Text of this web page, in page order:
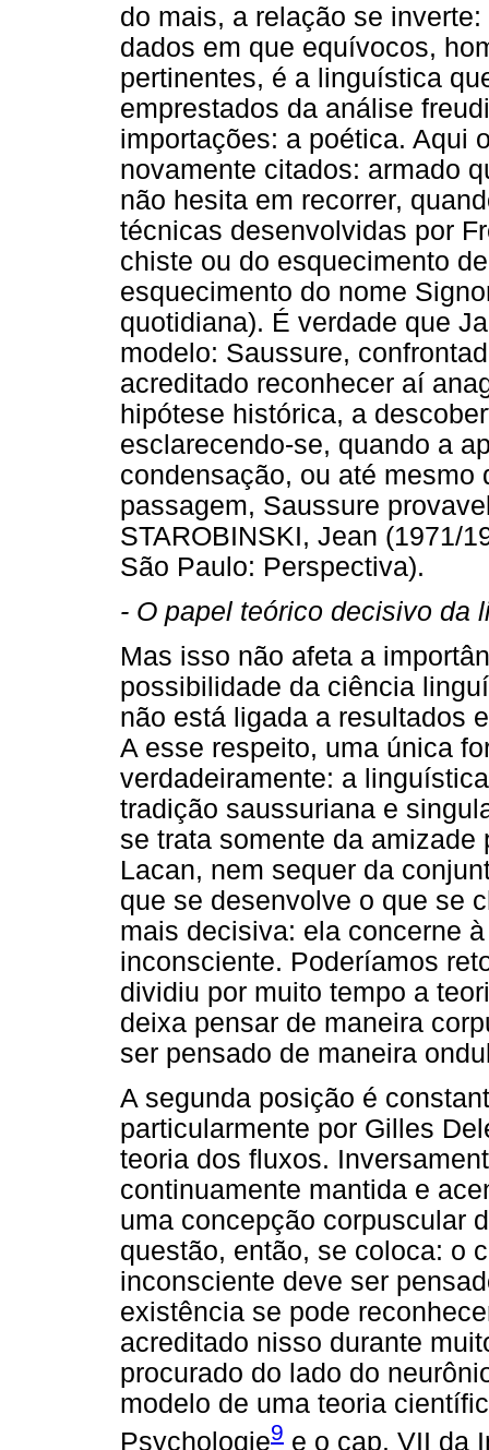
do mais, a relação se
dados em que equívocos,
pertinentes, é a linguística
emprestados da análise
importações: a poética. Aqui
novamente citados: armado
não hesita em recorrer,
técnicas desenvolvidas por
chiste ou do esquecimento
esquecimento do nome
quotidiana). É verdade que
modelo: Saussure,
acreditado reconhecer aí
hipótese histórica, a
esclarecendo-se, quando a
condensação, ou até mesmo
passagem, Saussure
STAROBINSKI, Jean (1971/
São Paulo: Perspectiva).
- O papel teórico decisivo da
Mas isso não afeta a
possibilidade da ciência
não está ligada a resultados
A esse respeito, uma única
verdadeiramente: a
tradição saussuriana e
se trata somente da
Lacan, nem sequer da
que se desenvolve o que se
mais decisiva: ela concerne
inconsciente. Poderíamos
dividiu por muito tempo a
deixa pensar de maneira
ser pensado de maneira
A segunda posição é
particularmente por Gilles
teoria dos fluxos.
continuamente mantida e
uma concepção corpuscular
questão, então, se coloca: o
inconsciente deve ser
existência se pode
acreditado nisso durante
procurado do lado do
modelo de uma teoria
Psychologie9 e o cap. VII da